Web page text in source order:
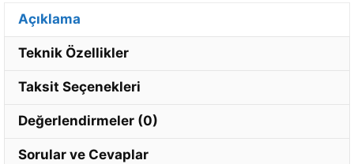
adresinizi
girin.
Açıklama
Teknik Özellikler
Taksit Seçenekleri
Değerlendirmeler (0)
Sorular ve Cevaplar